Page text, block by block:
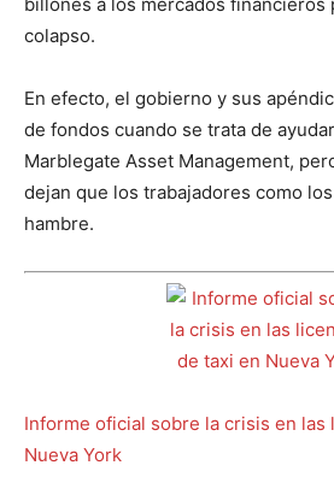
colapso.
En efecto, el gobierno y sus
de fondos cuando se trata de
Marblegate Asset Management,
dejan que los trabajadores como
hambre.
Informe oficial sobre la crisis en las
Nueva York